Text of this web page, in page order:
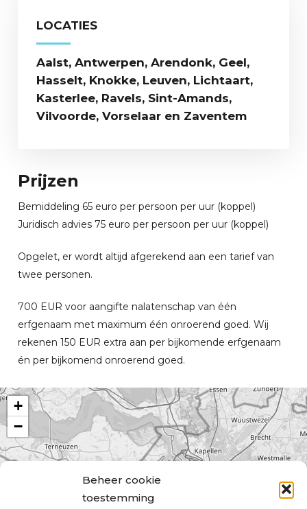
Beheer cookie
toestemming
LOCATIES
Aalst, Antwerpen, Arendonk, Geel,
Hasselt, Knokke, Leuven, Lichtaart,
Kasterlee, Ravels, Sint-Amands,
Vilvoorde, Vorselaar en Zaventem
Prijzen
Bemiddeling 65 euro per persoon per uur (koppel)
Juridisch advies 75 euro per persoon per uur (koppel)
Opgelet, er wordt altijd afgerekend aan een tarief van
twee personen.
700 EUR voor aangifte nalatenschap van één
erfgenaam met maximum één onroerend goed. Wij
rekenen 150 EUR extra aan per bijkomende erfgenaam
én per bijkomend onroerend goed.
+
−